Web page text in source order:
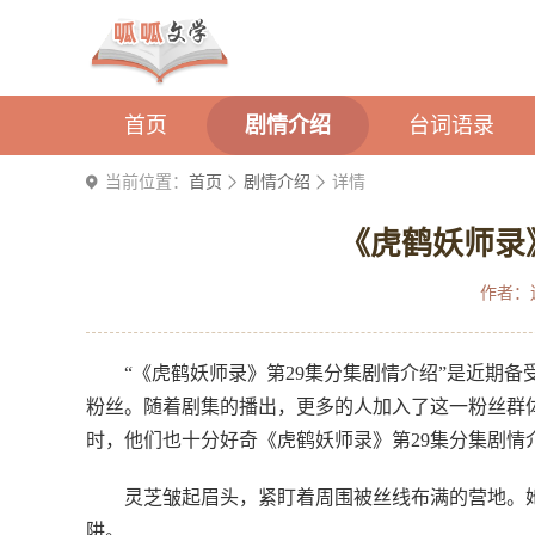
首页 剧情介绍 台词语录
当前位置： 首页 剧情介绍 详情
《虎鹤妖师
作者：
“《虎鹤妖师录》第29集分集剧情介绍”是近期
粉丝。随着剧集的播出，更多的人加入了这一粉丝
时，他们也十分好奇《虎鹤妖师录》第29集分集剧
灵芝皱起眉头，紧盯着周围被丝线布满的营地
阱。